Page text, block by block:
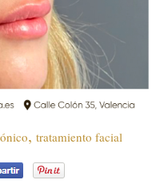
, tratamiento facial